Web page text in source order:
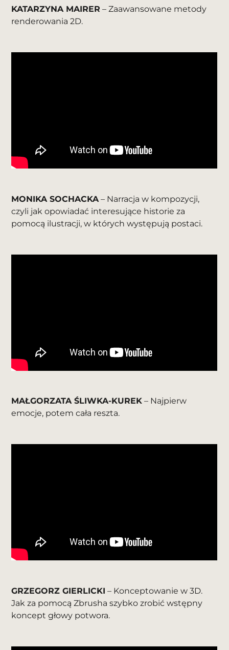
KATARZYNA MAIRER – Zaawansowane metody
renderowania 2D.
MONIKA SOCHACKA – Narracja w kompozycji,
czyli jak opowiadać interesujące historie za
pomocą ilustracji, w których występują postaci.
MAŁGORZATA ŚLIWKA-KUREK – Najpierw
emocje, potem cała reszta.
GRZEGORZ GIERLICKI – Konceptowanie w 3D.
Jak za pomocą Zbrusha szybko zrobić wstępny
koncept głowy potwora.